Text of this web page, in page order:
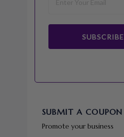
SUBSCRIBE
SUBMIT A COUPON
Promote your business